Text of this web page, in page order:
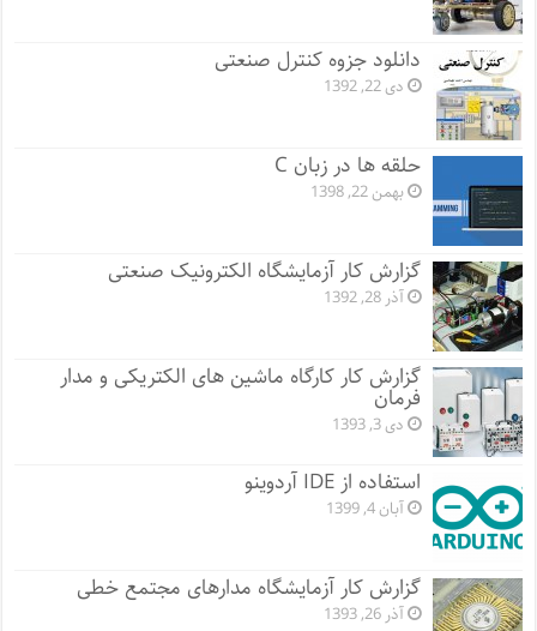
دانلود جزوه کنترل صنعتی
دی 22, 1392
حلقه ها در زبان C
بهمن 22, 1398
گزارش کار آزمایشگاه الکترونیک صنعتی
آذر 28, 1392
گزارش کار کارگاه ماشین های الکتریکی و مدار
فرمان
دی 3, 1393
استفاده از IDE آردوینو
آبان 4, 1399
گزارش کار آزمایشگاه مدارهای مجتمع خطی
آذر 26, 1393